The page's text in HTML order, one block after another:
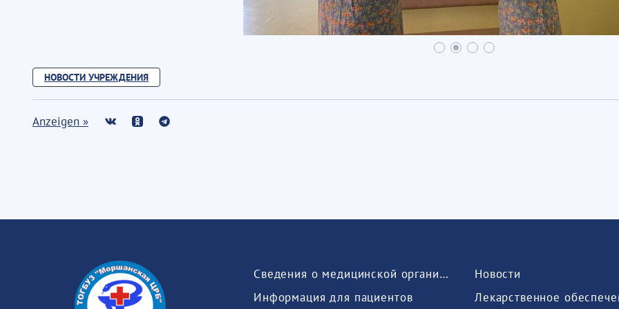
НОВОСТИ УЧРЕЖДЕНИЯ
Anzeigen »
Сведения о медицинской организации
Информация для пациентов
Новости
Лекарственное